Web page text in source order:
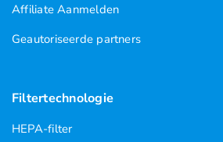
Affiliate Aanmelden
Geautoriseerde partners
Filtertechnologie
HEPA-filter